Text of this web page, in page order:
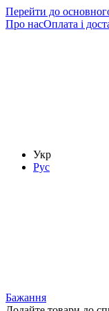
Перейти до
Про насОплата і
Укр
Рус
Бажання